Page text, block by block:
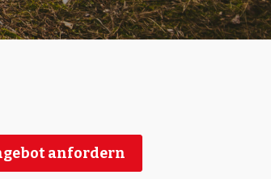
anfordern